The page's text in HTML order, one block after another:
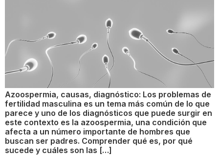
Azoospermia, causas, diagnóstico: Los problemas de
fertilidad masculina es un tema más común de lo que
parece y uno de los diagnósticos que puede surgir en
este contexto es la azoospermia, una condición que
afecta a un número importante de hombres que
buscan ser padres. Comprender qué es, por qué
sucede y cuáles son las […]